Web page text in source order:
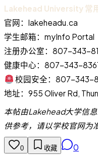
Lakehead University 常
官网：lakeheadu.ca
学生邮箱：myInfo Portal
注册办公室：807-343-
健康中心：807-343-
校园安全：807-343-
地址：955 Oliver Rd,
本帖由Lakehead大学信
供参考，请以学校官网为
0 收藏 0